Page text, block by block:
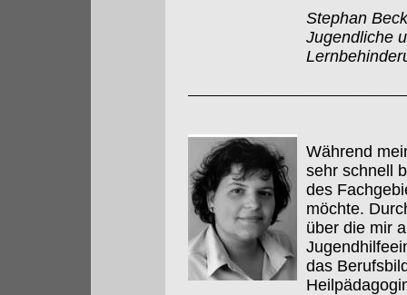
Stephan
Jugendliche
Während
sehr schnell
des
möchte.
über die mir
das